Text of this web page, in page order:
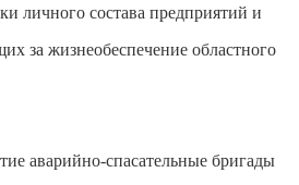
личного состава предприятий и
за жизнеобеспечение областного
аварийно-спасательные бригады